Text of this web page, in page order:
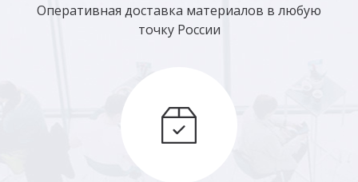
Оперативная доставка материалов в любую
точку России